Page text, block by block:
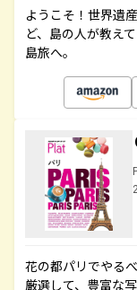
ようこそ！世界遺
ど、島の人が教え
島旅へ。
花の都パリでやる
厳選して、豊富な